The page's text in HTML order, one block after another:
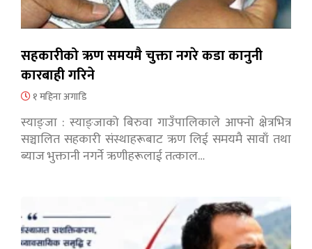
सहकारीको ऋण समयमै चुक्ता नगरे कडा कानुनी
कारबाही गरिने
१ महिना अगाडि
स्याङ्जा : स्याङ्जाको बिरुवा गाउँपालिकाले आफ्नो क्षेत्रभित्र
सञ्चालित सहकारी संस्थाहरूबाट ऋण लिई समयमै सावाँ तथा
ब्याज भुक्तानी नगर्ने ऋणीहरूलाई तत्काल…